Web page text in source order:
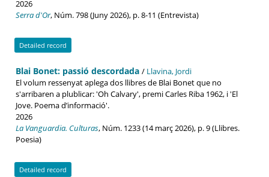
2026
Serra d'Or, Núm. 798 (Juny 2026), p. 8-11 (Entrevista)
Detailed record
Blai Bonet: passió descordada / Llavina, Jordi
El volum ressenyat aplega dos llibres de Blai Bonet que no
s'arribaren a plublicar: 'Oh Calvary', premi Carles Riba 1962, i 'El
Jove. Poema d’informació'.
2026
La Vanguardia. Culturas, Núm. 1233 (14 març 2026), p. 9 (Llibres.
Poesia)
Detailed record